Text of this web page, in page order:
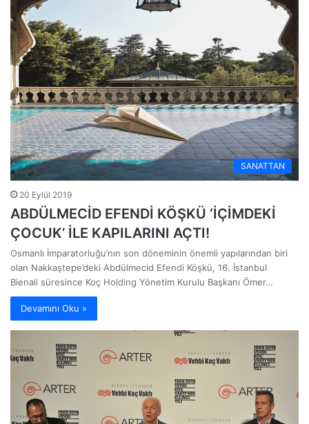
SANATTAN
20 Eylül 2019
ABDÜLMECİD EFENDİ KÖŞKÜ ‘İÇİMDEKİ
ÇOCUK’ İLE KAPILARINI AÇTI!
Osmanlı İmparatorluğu’nın son döneminin önemli yapılarından biri
olan Nakkaştepe’deki Abdülmecid Efendi Köşkü, 16. İstanbul
Bienali süresince Koç Holding Yönetim Kurulu Başkanı Ömer…
Devamını Oku »